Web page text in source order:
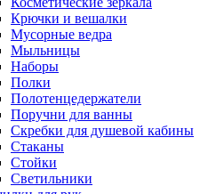
Крючки и вешалки
Мусорные ведра
Мыльницы
Наборы
Полки
Полотенцедержатели
Поручни для ванны
Скребки для душевой кабины
Стаканы
Стойки
Светильники